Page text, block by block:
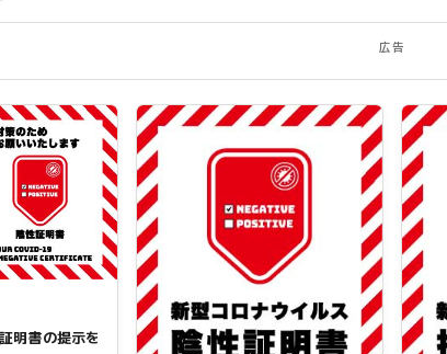
広告
明書の提示を